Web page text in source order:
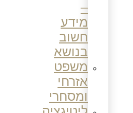
מידע
חשוב
בנושא
משפט
אזרחי
ומסחרי